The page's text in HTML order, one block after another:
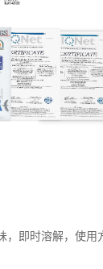
，即时溶解，使用